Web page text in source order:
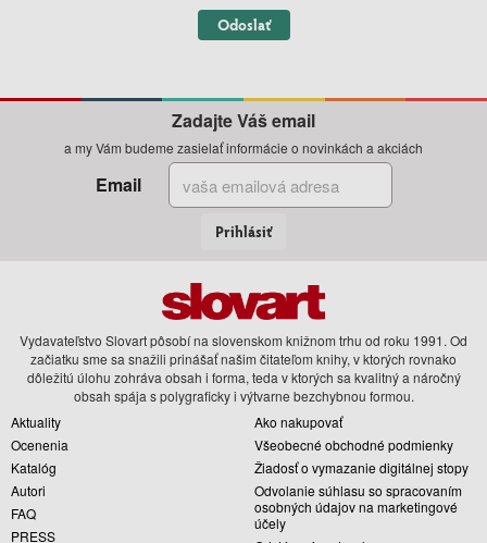
Odoslať
Zadajte Váš email
a my Vám budeme zasielať informácie o novinkách a akciách
Email
Prihlásiť
Vydavateľstvo Slovart pôsobí na slovenskom knižnom trhu od roku 1991. Od
začiatku sme sa snažili prinášať našim čitateľom knihy, v ktorých rovnako
dôležitú úlohu zohráva obsah i forma, teda v ktorých sa kvalitný a náročný
obsah spája s polygraficky i výtvarne bezchybnou formou.
Aktuality
Ocenenia
Katalóg
Autori
FAQ
PRESS
Ako nakupovať
Všeobecné obchodné podmienky
Žiadosť o vymazanie digitálnej stopy
Odvolanie súhlasu so spracovaním
osobných údajov na marketingové
účely